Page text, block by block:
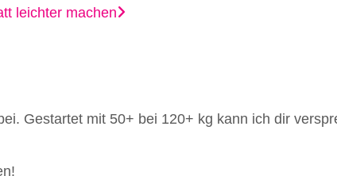
leichter machen
Gestartet mit 50+ bei 120+ kg kann ich dir